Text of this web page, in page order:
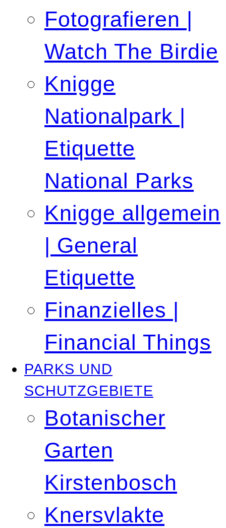
Fotografieren |
Watch The Birdie
Knigge
Nationalpark |
Etiquette
National Parks
Knigge allgemein
| General
Etiquette
Finanzielles |
Financial Things
PARKS UND
SCHUTZGEBIETE
Botanischer
Garten
Kirstenbosch
Knersvlakte